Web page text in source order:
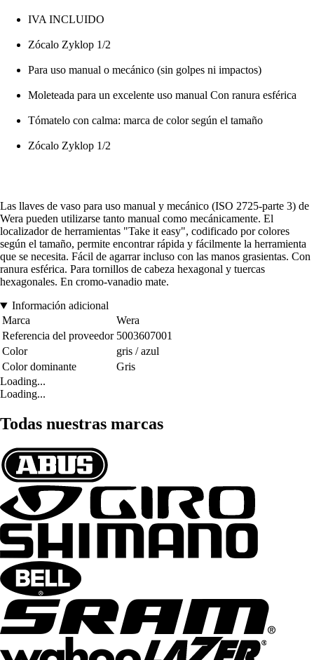
IVA INCLUIDO
Zócalo Zyklop 1/2
Para uso manual o mecánico (sin golpes ni impactos)
Moleteada para un excelente uso manual Con ranura esférica
Tómatelo con calma: marca de color según el tamaño
Zócalo Zyklop 1/2
Las llaves de vaso para uso manual y mecánico (ISO 2725-parte 3) de
Wera pueden utilizarse tanto manual como mecánicamente. El
localizador de herramientas "Take it easy", codificado por colores
según el tamaño, permite encontrar rápida y fácilmente la herramienta
que se necesita. Fácil de agarrar incluso con las manos grasientas. Con
ranura esférica. Para tornillos de cabeza hexagonal y tuercas
hexagonales. En cromo-vanadio mate.
Información adicional
Marca
Wera
Referencia del proveedor 5003607001
Color
gris / azul
Color dominante
Gris
Loading...
Loading...
Todas nuestras marcas